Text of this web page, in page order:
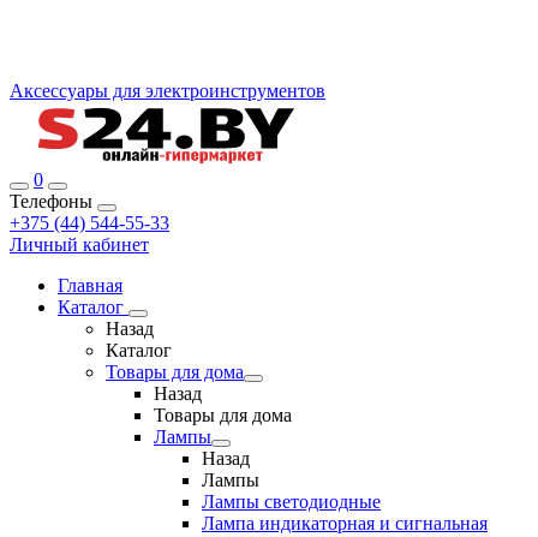
Аксессуары для электроинструментов
0
Телефоны
+375 (44) 544-55-33
Личный кабинет
Главная
Каталог
Назад
Каталог
Товары для дома
Назад
Товары для дома
Лампы
Назад
Лампы
Лампы светодиодные
Лампа индикаторная и сигнальная